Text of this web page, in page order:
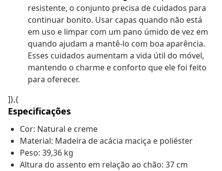
resistente, o conjunto precisa de cuidados para
continuar bonito. Usar capas quando não está
em uso e limpar com um pano úmido de vez em
quando ajudam a mantê-lo com boa aparência.
Esses cuidados aumentam a vida útil do móvel,
mantendo o charme e conforto que ele foi feito
para oferecer.
]},{
Especificações
Cor: Natural e creme
Material: Madeira de acácia maciça e poliéster
Peso: 39,36 kg
Altura do assento em relação ao chão: 37 cm